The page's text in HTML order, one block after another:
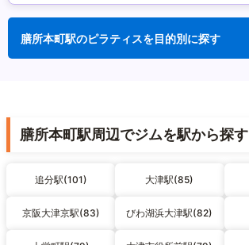
膳所本町駅のピラティスを目的別に探す
膳所本町駅周辺でジムを駅から探す
追分駅(101) 大津駅(85)
京阪大津京駅(83) びわ湖浜大津駅(82)